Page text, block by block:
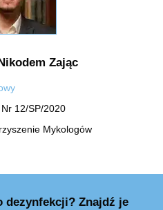
Zając
12/SP/2020
Mykologów
dezynfekcji? Znajdź je